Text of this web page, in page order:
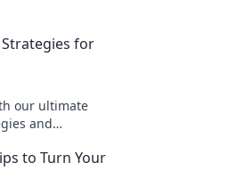
Strategies for
our ultimate
and
to Turn Your